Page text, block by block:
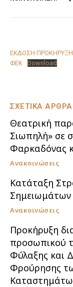
ΣΧΕΤΙΚΑ ΑΡΘΡΑ
Θεατρική
Σιωπηλή» σε
Φαρκαδόνας
Ανακοινώσεις
Κατάταξη
Σημειωμάτων
Ανακοινώσεις
Προκήρυξη
προσωπικού
Φύλαξης και
Φρούρησης
ΕΚΔΟΣΗ
ΦΕΚ
Download